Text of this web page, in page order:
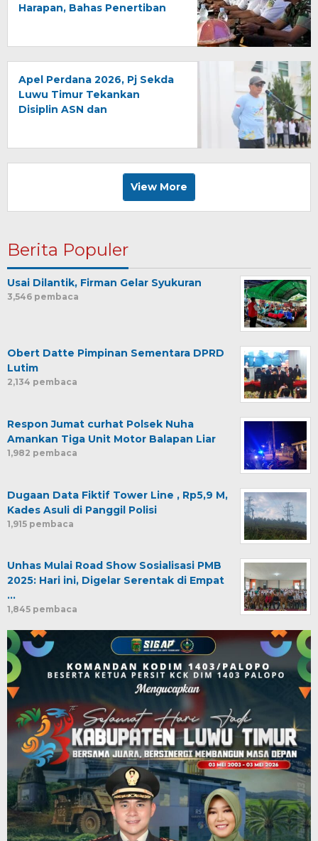
Harapan, Bahas Penertiban
Apel Perdana 2026, Pj Sekda
Luwu Timur Tekankan
Disiplin ASN dan
View More
Berita Populer
Usai Dilantik, Firman Gelar Syukuran
3,546 pembaca
Obert Datte Pimpinan Sementara DPRD
Lutim
2,134 pembaca
Respon Jumat curhat Polsek Nuha
Amankan Tiga Unit Motor Balapan Liar
1,982 pembaca
Dugaan Data Fiktif Tower Line , Rp5,9 M,
Kades Asuli di Panggil Polisi
1,915 pembaca
Unhas Mulai Road Show Sosialisasi PMB
2025: Hari ini, Digelar Serentak di Empat
…
1,845 pembaca